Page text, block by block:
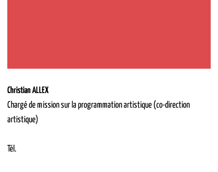
Christian ALLEX
Chargé de mission sur la programmation artistique (co-direction
artistique)
Tél.